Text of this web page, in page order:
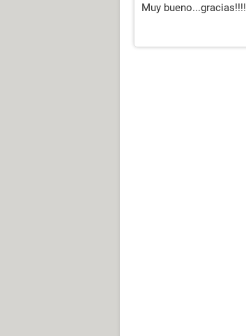
Muy bueno...gracias!!!!